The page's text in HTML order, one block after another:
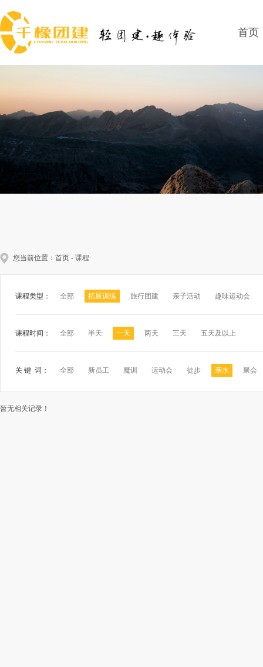
首页
您当前位置： 首页 - 课程
课程类型： 全部 拓展训练 旅行团建 亲子活动 趣味运动会
课程时间： 全部 半天 一天 两天 三天 五天及以上
关 键 词： 全部 新员工 魔训 运动会 徒步 亲水 聚会
暂无相关记录！